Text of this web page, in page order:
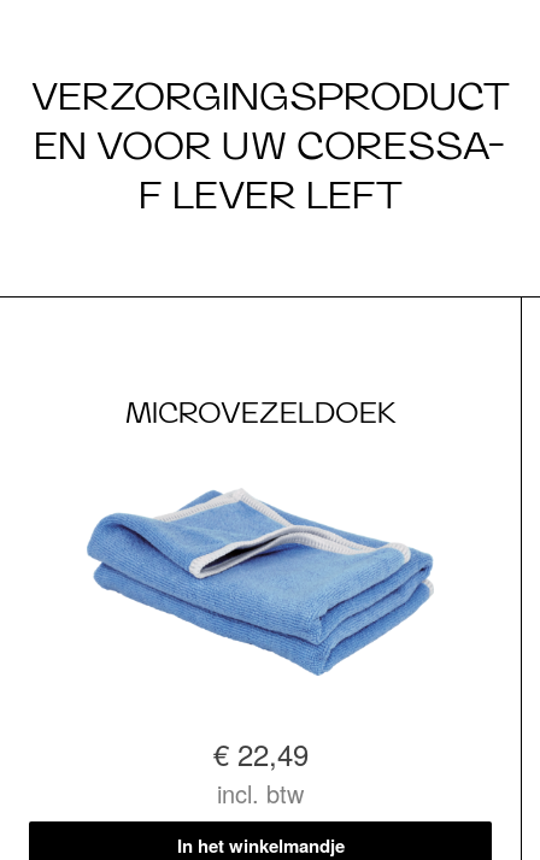
VERZORGINGSPRODUCT
EN VOOR UW CORESSA-
F LEVER LEFT
MICROVEZELDOEK
€ 22,49
incl. btw
In het winkelmandje